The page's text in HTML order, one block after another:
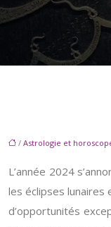
/ Astrologie et
L’année 2024
les éclipses lunaires
d’opportunités